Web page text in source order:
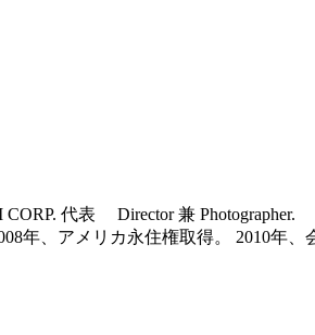
代表 Director 兼
年、アメリカ永住権取得。 2010年